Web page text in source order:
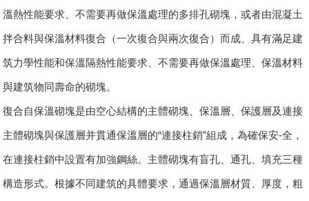
溫熱性能要求、不需要再做保溫處理的多排孔砌塊，或者由混凝土
拌合料與保溫材料復合（一次復合與兩次復合）而成、具有滿足建
筑力學性能和保溫隔熱性能要求、不需要再做保溫處理、保溫材料
與建筑物同壽命的砌塊。
復合自保溫砌塊是由空心結構的主體砌塊、保溫層、保護層及連接
主體砌塊與保護層并貫通保溫層的“連接柱銷”組成，為確保安-全，
在連接柱銷中設置有加強鋼絲。主體砌塊有盲孔、通孔、填充三種
構造形式。根據不同建筑的具體要求，通過保溫層材質、厚度，粗